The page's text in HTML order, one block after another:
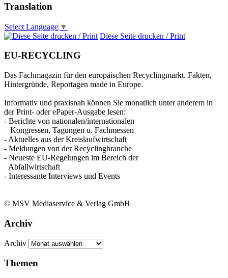
Translation
Select Language ▼
Diese Seite drucken / Print
EU-RECYCLING
Das Fachmagazin für den europäischen Recyclingmarkt. Fakten,
Hintergründe, Reportagen made in Europe.
Informativ und praxisnah können Sie monatlich unter anderem in
der Print- oder ePaper-Ausgabe lesen:
- Berichte von nationalen/internationalen
Kongressen, Tagungen u. Fachmessen
- Aktuelles aus der Kreislaufwirtschaft
- Meldungen von der Recyclingbranche
- Neueste EU-Regelungen im Bereich der
Abfallwirtschaft
- Interessante Interviews und Events
© MSV Mediaservice & Verlag GmbH
Archiv
Archiv
Themen